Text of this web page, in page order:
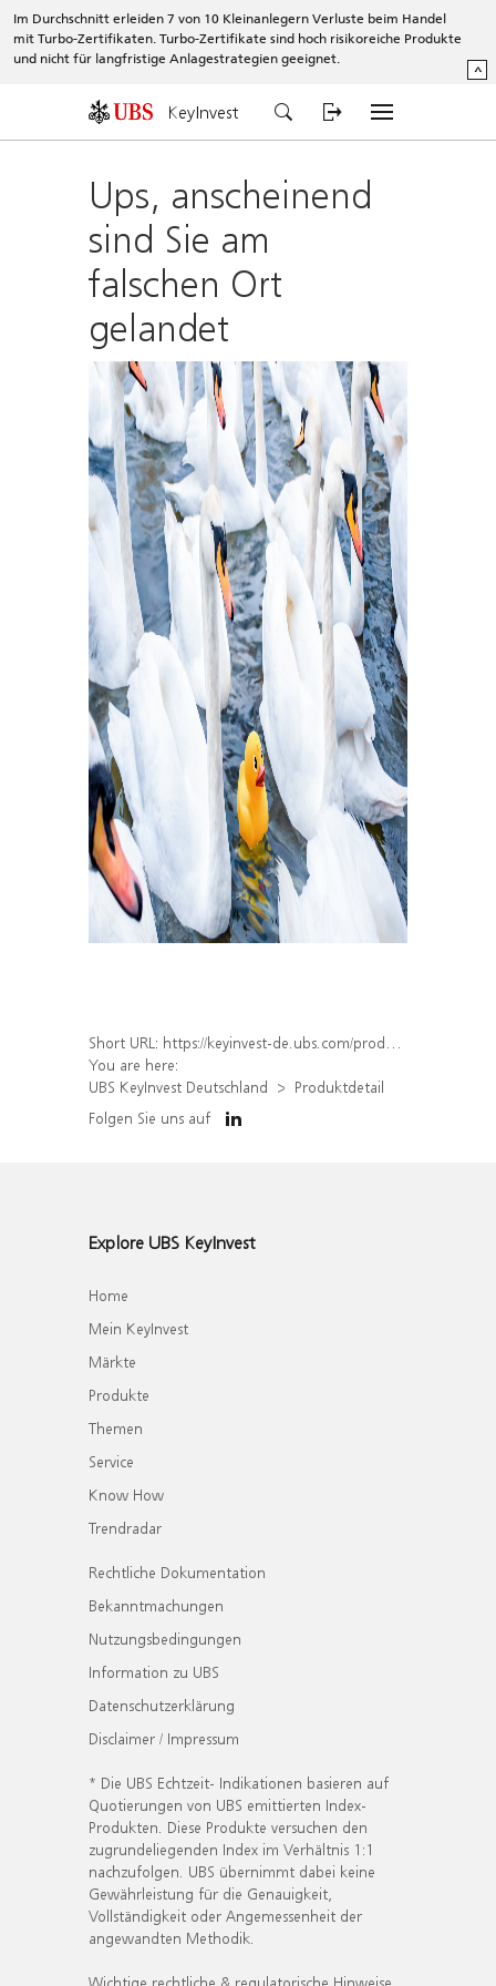
Im Durchschnitt erleiden 7 von 10 Kleinanlegern Verluste beim Handel
mit Turbo-Zertifikaten. Turbo-Zertifikate sind hoch risikoreiche Produkte
und nicht für langfristige Anlagestrategien geeignet.
^
KeyInvest
Ups, anscheinend
sind Sie am
falschen Ort
gelandet
Short URL: https://keyinvest-de.ubs.com/produkt/detail/index/isin/DE000WA8CDC0
You are here:
UBS KeyInvest Deutschland
Produktdetail
Folgen Sie uns auf
Explore UBS KeyInvest
Home
Mein KeyInvest
Märkte
Produkte
Themen
Service
Know How
Trendradar
Rechtliche Dokumentation
Bekanntmachungen
Nutzungsbedingungen
Information zu UBS
Datenschutzerklärung
Disclaimer / Impressum
* Die UBS Echtzeit- Indikationen basieren auf
Quotierungen von UBS emittierten Index-
Produkten. Diese Produkte versuchen den
zugrundeliegenden Index im Verhältnis 1:1
nachzufolgen. UBS übernimmt dabei keine
Gewährleistung für die Genauigkeit,
Vollständigkeit oder Angemessenheit der
angewandten Methodik.